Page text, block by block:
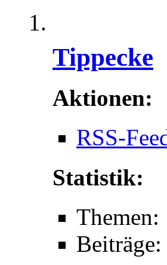
Tippecke
Aktionen:
RSS-
Statistik:
Themen: